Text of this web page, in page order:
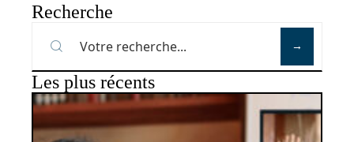
Recherche
Les plus récents